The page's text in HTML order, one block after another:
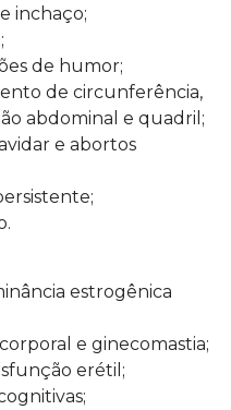
inchaço;
de humor;
de circunferência,
abdominal e quadril;
e abortos
estrogênica
e ginecomastia;
erétil;